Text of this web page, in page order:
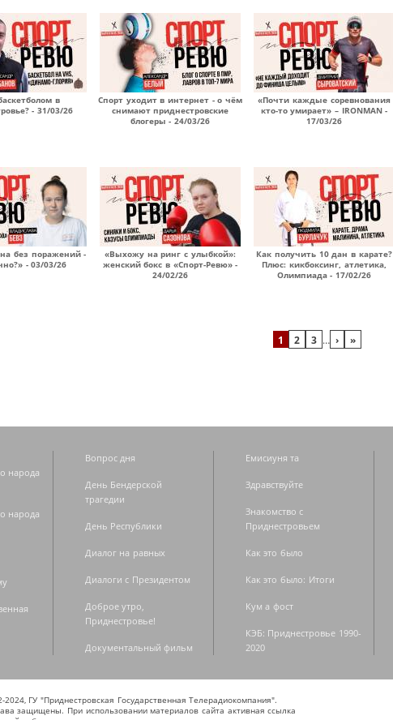
в
- 31/03/26
Спорт уходит в интернет - о чём
снимают приднестровские
блогеры - 24/03/26
«Почти каждые соревнования
кто-то умирает» – IRONMAN -
17/03/26
без поражений -
- 03/03/26
«Выхожу на ринг с улыбкой»:
женский бокс в «Спорт-Ревю» -
24/02/26
Как получить 10 дан в карате?
Плюс: кикбоксинг, атлетика,
Олимпиада - 17/02/26
1 2 3 … › »
народа
народа
Вопрос дня
День Бендерской
трагедии
День Республики
Диалог на равных
Диалоги с Президентом
Доброе утро,
Приднестровье!
Документальный фильм
Емисиуня та
Здравствуйте
Знакомство с
Приднестровьем
Как это было
Как это было: Итоги
Кум а фост
КЭБ: Приднестровье 1990-
2020
2024, ГУ "Приднестровская Государственная Телерадиокомпания".
защищены. При использовании материалов сайта активная ссылка